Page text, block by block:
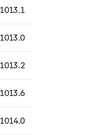
1013.1
1013.0
1013.2
1013.6
1014.0